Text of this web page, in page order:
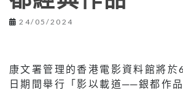
24/05/2024
康文署管理的香港電影資料館將
日期間舉行「影以載道──銀都作